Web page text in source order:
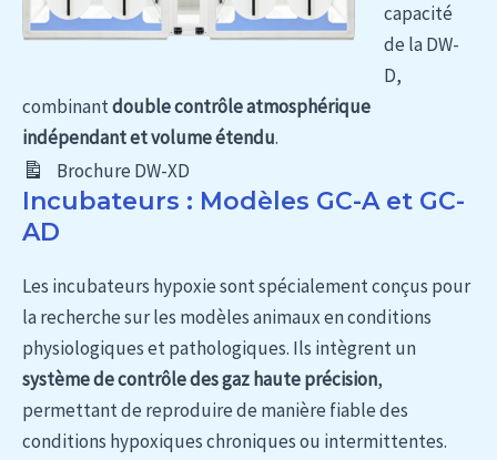
capacité
de la DW-
D,
combinantdouble contrôle atmosphérique
indépendant et volume étendu.
Brochure DW-XD
Incubateurs : Modèles GC-A et GC-
AD
Les incubateurs hypoxie sont spécialement conçus pour
la recherche sur les modèles animaux en conditions
physiologiques et pathologiques. Ils intègrent un
système de contrôle des gaz haute précision,
permettant de reproduire de manière fiable des
conditions hypoxiques chroniques ou intermittentes.